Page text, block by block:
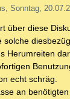
Sonntag,
über diese
solche
Herumreiten
echt schräg.
an